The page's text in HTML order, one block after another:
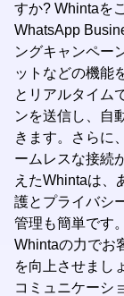
すか? Whintaを
WhatsApp
ングキャンペー
ットなどの機能
とリアルタイム
ンを送信し、自
きます。さらに
ームレスな接続
えたWhintaは、
護とプライバシ
管理も簡単です
Whintaの力でお
を向上させまし
コミュニケーシ